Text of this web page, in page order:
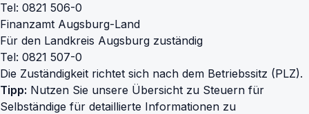
Tel: 0821 506-0
Finanzamt Augsburg-Land
Für den Landkreis Augsburg zuständig
Tel: 0821 507-0
Die Zuständigkeit richtet sich nach dem Betriebssitz (PLZ).
Tipp: Nutzen Sie unsere Übersicht zu Steuern für
Selbständige für detaillierte Informationen zu